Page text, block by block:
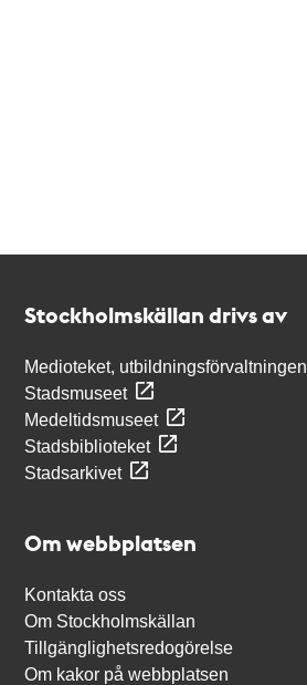
Stockholmskällan drivs av
Medioteket, utbildningsförvaltningen
Stadsmuseet
Medeltidsmuseet
Stadsbiblioteket
Stadsarkivet
Om webbplatsen
Kontakta oss
Om Stockholmskällan
Tillgänglighetsredogörelse
Om kakor på webbplatsen